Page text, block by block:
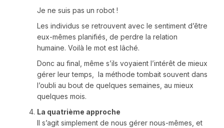
Je ne suis pas un robot !
Les individus se retrouvent avec le sentiment d’être
eux-mêmes planifiés, de perdre la relation
humaine. Voilà le mot est lâché.
Donc au final, même s’ils voyaient l’intérêt de mieux
gérer leur temps, la méthode tombait souvent dans
l’oubli au bout de quelques semaines, au mieux
quelques mois.
La quatrième approche
Il s’agit simplement de nous gérer nous-mêmes, et